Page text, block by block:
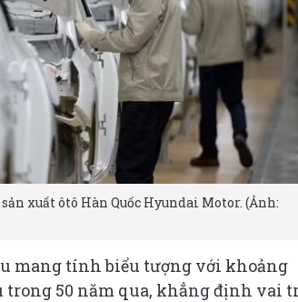
xuất ôtô Hàn Quốc Hyundai Motor. (Ảnh:
mang tính biểu tượng với khoảng
trong 50 năm qua, khẳng định vai